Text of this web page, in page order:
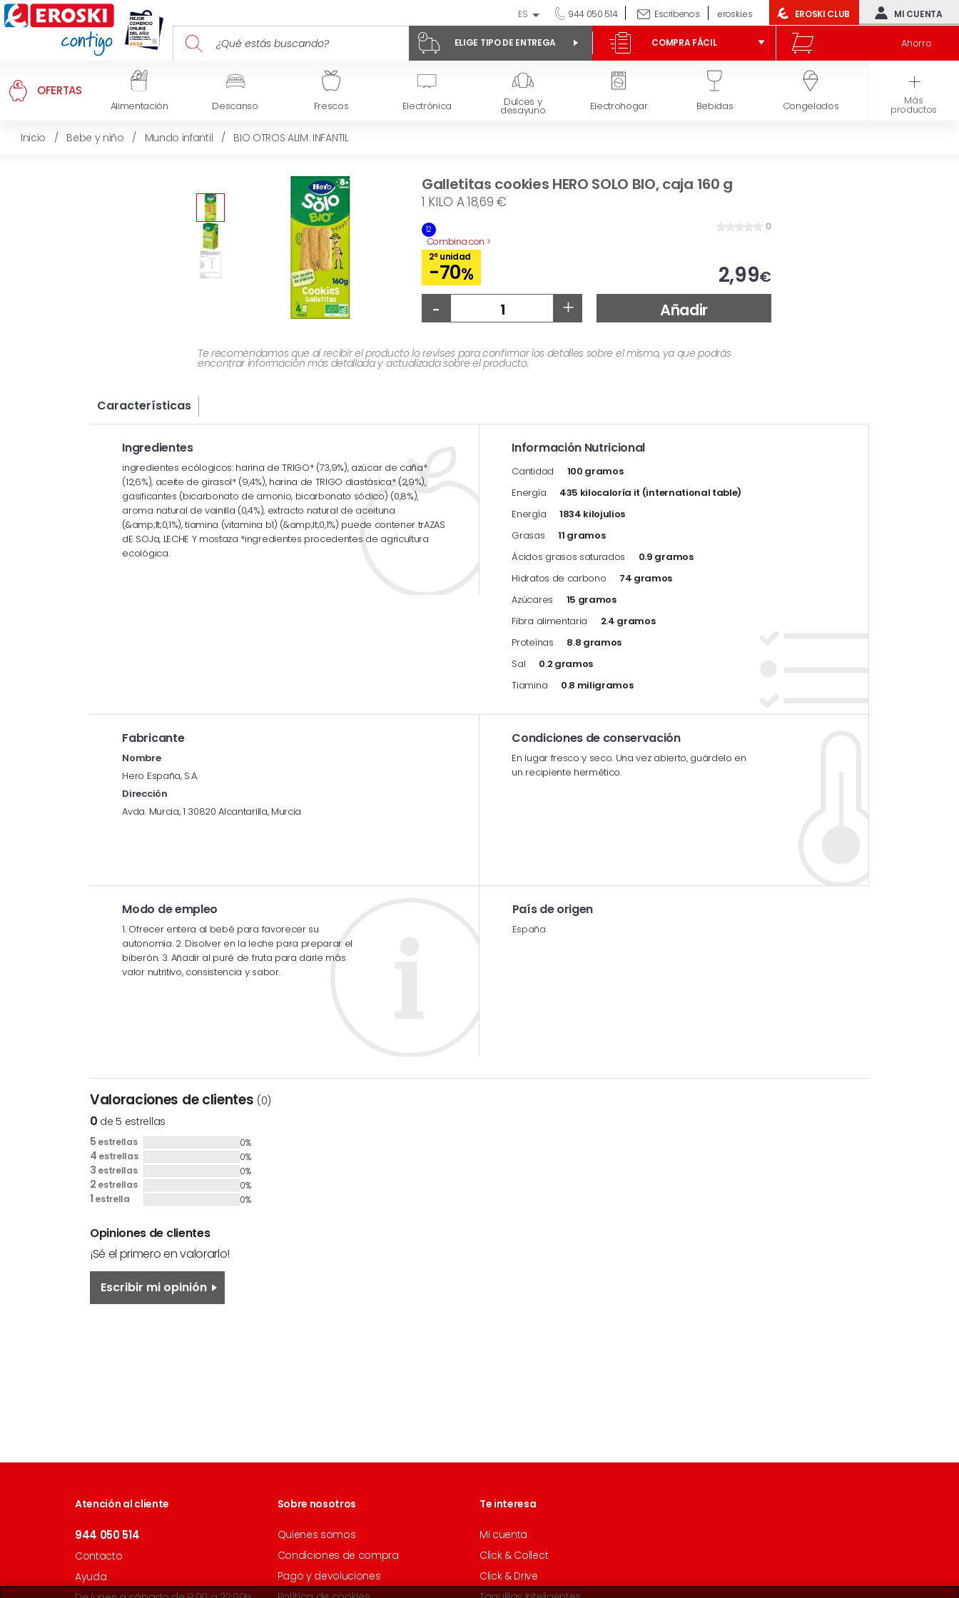
ES 944 050 514 Escríbenos eroski.es EROSKI CLUB MI CUENTA
ELIGE TIPO DE ENTREGA COMPRA FÁCIL Ahorro
OFERTAS
Alimentación Descanso Frescos Electrónica Dulces y
desayuno Electrohogar Bebidas Congelados Higiene y belleza
Más
productos
Inicio / Bebe y niño / Mundo infantil / BIO OTROS ALIM. INFANTIL
Galletitas cookies HERO SOLO BIO, caja 160 g
12 0
Combina con >
2ª unidad
-70% 2,99€
1 KILO A 18,69 €
- + Añadir
Te recomendamos que al recibir el producto lo revises para confirmar los detalles sobre el mismo, ya que podrás
encontrar información más detallada y actualizada sobre el producto.
Características
Ingredientes
ingredientes ecólogicos: harina de TRIGO* (73,9%), azúcar de caña*
(12,6%), aceite de girasol* (9,4%), harina de TRIGO diastásica* (2,9%),
gasificantes (bicarbonato de amonio, bicarbonato sódico) (0,8%),
aroma natural de vainilla (0,4%), extracto natural de aceituna
(&amp;lt;0,1%), tiamina (vitamina b1) (&amp;lt;0,1%) puede contener trAZAS
dE SOJa, LECHE Y mostaza *ingredientes procedentes de agricultura
ecológica.
Información Nutricional
Cantidad
100 gramos
Energía
435 kilocaloría it (international table)
Energía
1834 kilojulios
Grasas
11 gramos
Ácidos grasos saturados
0.9 gramos
Hidratos de carbono
74 gramos
Azúcares
15 gramos
Fibra alimentaria
2.4 gramos
Proteínas
8.8 gramos
Sal
0.2 gramos
Tiamina
0.8 miligramos
Fabricante
Nombre
Hero España, S.A.
Dirección
Avda. Murcia, 1 30820 Alcantarilla, Murcia
Condiciones de conservación
En lugar fresco y seco. Una vez abierto, guárdelo en
un recipiente hermético.
Modo de empleo
1. Ofrecer entera al bebé para favorecer su
autonomía. 2. Disolver en la leche para preparar el
biberón. 3. Añadir al puré de fruta para darle más
valor nutritivo, consistencia y sabor.
País de origen
España
Valoraciones de clientes (0)
0 de 5 estrellas
5 estrellas 0%
4 estrellas 0%
3 estrellas 0%
2 estrellas 0%
1 estrella 0%
Opiniones de clientes
¡Sé el primero en valorarlo!
Escribir mi opinión
Atención al cliente
944 050 514
Contacto
Ayuda
Sobre nosotros
Quienes somos
Condiciones de compra
Pago y devoluciones
Te interesa
Mi cuenta
Click & Collect
Click & Drive